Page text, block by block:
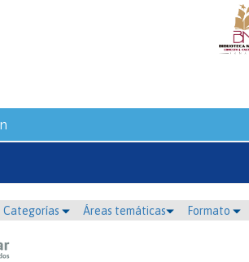
Categorías Áreas temáticas Formato